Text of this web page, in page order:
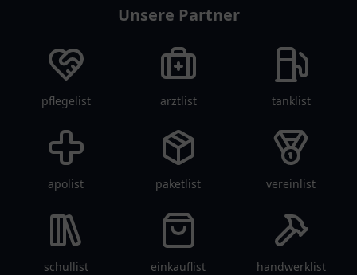
Unsere Partner
pflegelist arztlist tanklist
apolist paketlist vereinlist
schullist einkauflist handwerklist